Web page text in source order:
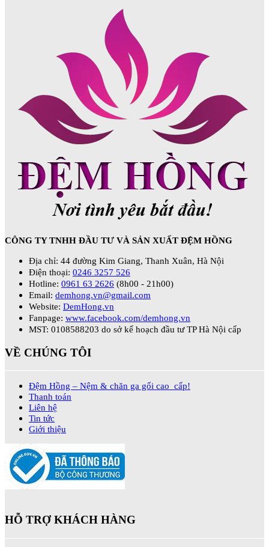
CÔNG TY TNHH ĐẦU TƯ VÀ SẢN XUẤT ĐỆM HỒNG
Địa chỉ: 44 đường Kim Giang, Thanh Xuân, Hà Nội
Điện thoại: 0246 3257 526
Hotline: 0961 63 2626 (8h00 - 21h00)
Email: demhong.vn@gmail.com
Website: DemHong.vn
Fanpage: www.facebook.com/demhong.vn
MST: 0108588203 do sở kế hoạch đầu tư TP Hà Nội cấp
VỀ CHÚNG TÔI
Đệm Hồng – Nệm & chăn ga gối cao cấp!
Thanh toán
Liên hệ
Tin tức
Giới thiệu
HỖ TRỢ KHÁCH HÀNG